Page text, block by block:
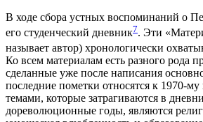
В ходе сбора устных воспоминаний о
его студенческий дневник7. Эти
называет автор) хронологически
Ко всем материалам есть разного рода
сделанные уже после написания
последние пометки относятся к 1970-
темами, которые затрагиваются в
дореволюционные годы, являются